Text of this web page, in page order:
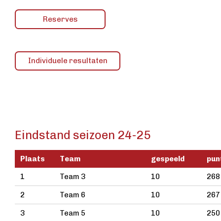
Reserves
Individuele resultaten
Eindstand seizoen 24-25
Plaats Team gespeeld
1
Team 3 10 268
2 Team 6 10 267
3 Team 5 10 250